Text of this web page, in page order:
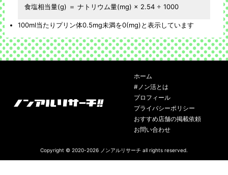
食塩相当量(g) ＝ ナトリウム量(mg) × 2.54 ÷ 1000
100ml当たりプリン体0.5mg未満を0(mg)と表示しています
ホーム
#ノン活とは
プロフィール
プライバシーポリシー
おすすめ店舗の掲載依頼
お問い合わせ
Copyright © 2020-2026 ノンアルリサーチ all rights reserved.